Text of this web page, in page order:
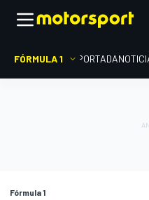
FÓRMULA 1 PORTADA
Fórmula 1